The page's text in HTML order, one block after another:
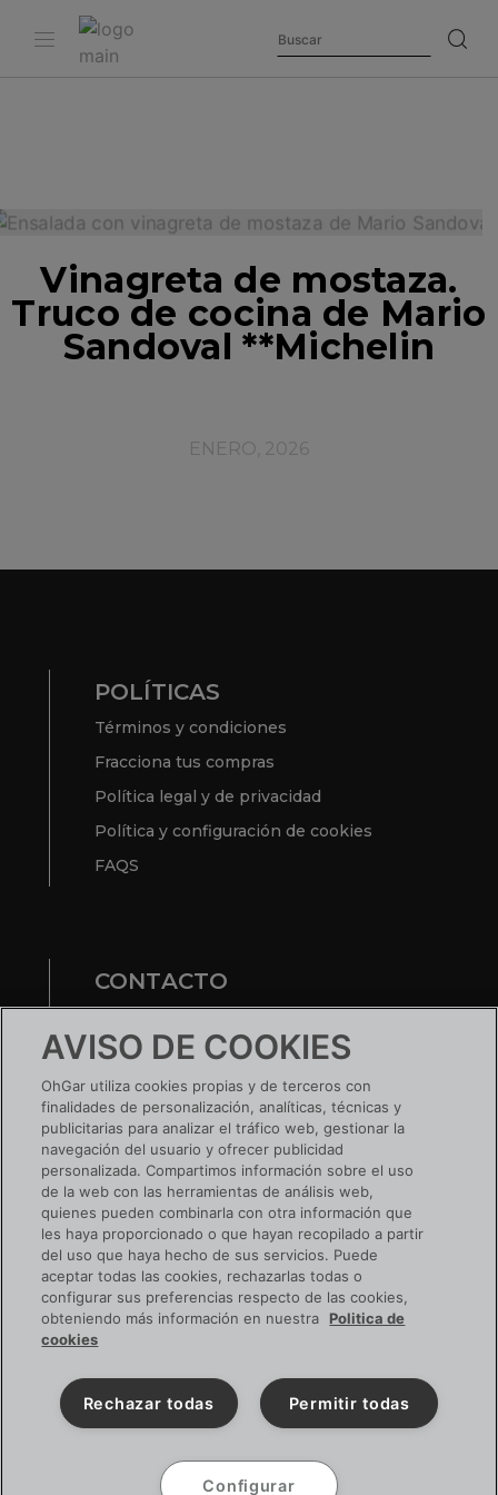
Vinagreta de mostaza.
Truco de cocina de Mario
Sandoval **Michelin
ENERO, 2026
POLÍTICAS
Términos y condiciones
Fracciona tus compras
Política legal y de privacidad
Política y configuración de cookies
FAQS
CONTACTO
Nuestras tiendas
¿TIENES UNA EMPRESA?
Conoce tus ventajas
Si ya tienes cuenta: ACCEDE
SIGUENOS EN RRSS
AVISO DE COOKIES
OhGar utiliza cookies propias y de terceros con
finalidades de personalización, analíticas, técnicas y
publicitarias para analizar el tráfico web, gestionar la
navegación del usuario y ofrecer publicidad
personalizada. Compartimos información sobre el uso
de la web con las herramientas de análisis web,
quienes pueden combinarla con otra información que
les haya proporcionado o que hayan recopilado a partir
del uso que haya hecho de sus servicios. Puede
aceptar todas las cookies, rechazarlas todas o
configurar sus preferencias respecto de las cookies,
obteniendo más información en nuestra
Politica de
cookies
Permitir todas
Rechazar todas
Configurar